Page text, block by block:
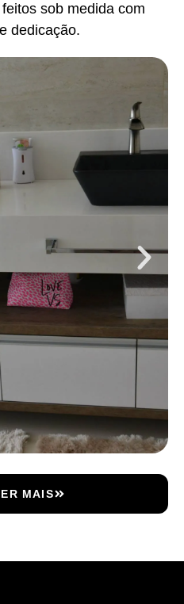
sob medida com
dedicação.
MAIS